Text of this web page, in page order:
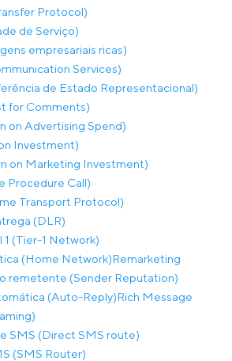
Protocol)
de Serviço)
empresariais ricas)
Services)
de Estado Representacional)
for Comments)
on Advertising Spend)
Investment)
on Marketing Investment)
Procedure Call)
Transport Protocol)
(DLR)
1 (Tier-1 Network)
(Home Network)Remarketing
remetente (Sender Reputation)
(Auto-Reply)Rich Message
SMS (Direct SMS route)
(SMS Router)